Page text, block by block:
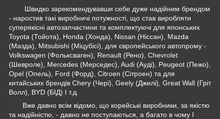
Швидко зарекомендувавши себе дуже надійним брендом
- наростив такі виробничі потужності, що став виробляти
суперякісні автозапчастини та комплектуючі для японських
Toyota (Тойота), Honda (Хонда), Nissan (Ніссан), Mazda
(Мазда), Mitsubishi (Міцубісі), для європейського автопрому -
Volkswagen (Фольксваген), Renault (Рено), Chevrolet
(Шевроле), Mercedes (Мерседес), Audi (Ауді), Peugeot (Пежо),
Opel (Опель), Ford (Форд), Citroen (Сітроен) та для
китайських брендів Chery (Чері), Geely (Джилі), Great Wall (Гріт
Волл), BYD (БІД) І т.д.
Вже давно всім відомо, що корейські виробники, за якістю
та надійністю, - давно не поступаються, а багато в чому І